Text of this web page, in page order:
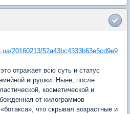
20160213/52a43bc4333b63e5cd9e9
отражает всю суть и статус
игрушки. Ныне, после
косметической и
от килограммов
что скрывал возрастные и